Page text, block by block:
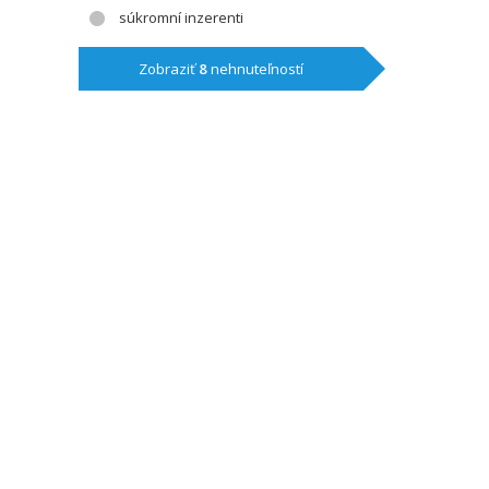
súkromní inzerenti
Zobraziť8nehnuteľností